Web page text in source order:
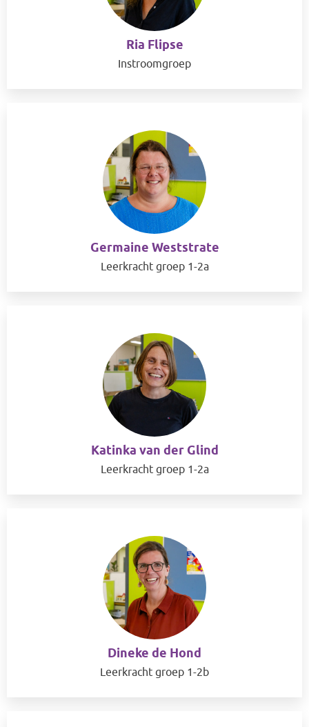
Ria Flipse
Instroomgroep
Germaine Weststrate
Leerkracht groep 1-2a
Katinka van der Glind
Leerkracht groep 1-2a
Dineke de Hond
Leerkracht groep 1-2b